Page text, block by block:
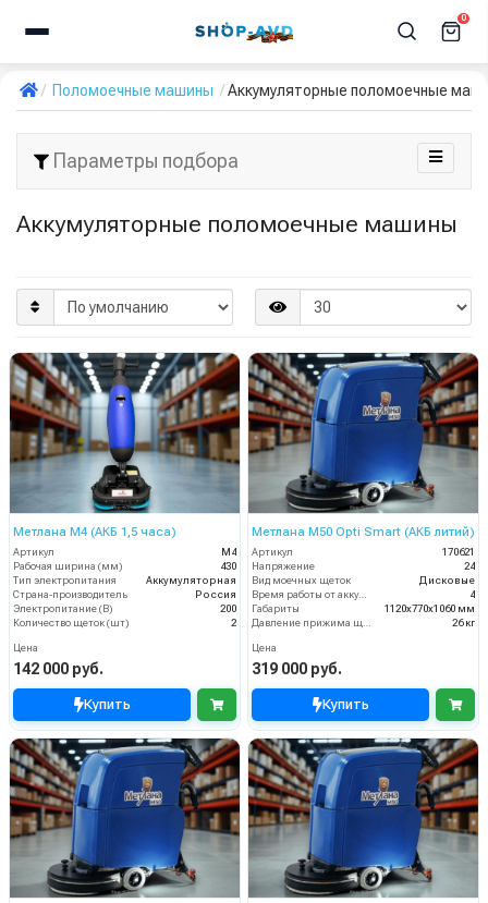
0
Поломоечные машины Аккумуляторные поломоечные
Параметры подбора
Аккумуляторные поломоечные машины
Метлана М4 (АКБ 1,5 часа)
Артикул
М4
Рабочая ширина (мм)
430
Тип электропитания
Аккумуляторная
Страна-производитель
Россия
Электропитание (В)
200
Количество щеток (шт)
2
Цена
142 000 руб.
Купить
Метлана М50 Opti Smart (АКБ литий)
Артикул
170621
Напряжение
24
Вид моечных щеток
Дисковые
Время работы от аккумуляторов (ч)
4
Габариты
1120х770х1060 мм
26 кг
Цена
319 000 руб.
Купить